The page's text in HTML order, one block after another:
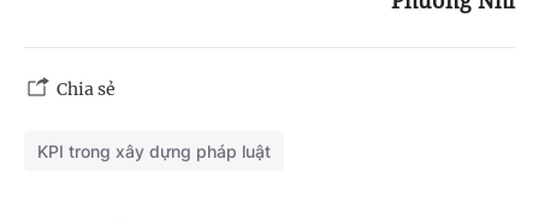
Chia sẻ
KPI trong xây dựng pháp luật